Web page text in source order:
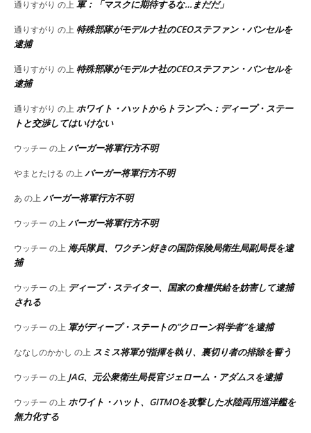
通りすがり の上軍：「マスクに期待するな…まだだ」
通りすがり の上特殊部隊がモデルナ社のCEOステファン・バンセルを
逮捕
通りすがり の上特殊部隊がモデルナ社のCEOステファン・バンセルを
逮捕
通りすがり の上ホワイト・ハットからトランプへ：ディープ・ステー
トと交渉してはいけない
ウッチー の上バーガー将軍行方不明
やまとたける の上バーガー将軍行方不明
あ の上バーガー将軍行方不明
ウッチー の上バーガー将軍行方不明
ウッチー の上 海兵隊員、ワクチン好きの国防保険局衛生局副局長を逮
捕
ウッチー の上 ディープ・ステイター、国家の食糧供給を妨害して逮捕
される
ウッチー の上軍がディープ・ステートの”クローン科学者”を逮捕
ななしのかかし の上 スミス将軍が指揮を執り、裏切り者の排除を誓う
ウッチー の上 JAG、元公衆衛生局長官ジェローム・アダムスを逮捕
ウッチー の上ホワイト・ハット、GITMOを攻撃した水陸両用巡洋艦を
無力化する